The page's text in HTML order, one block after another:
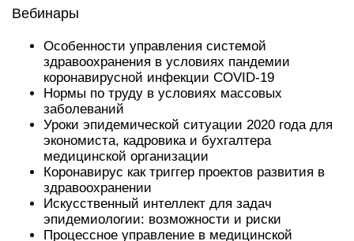
Вебинары
Особенности управления системой
здравоохранения в условиях пандемии
коронавирусной инфекции COVID-19
Нормы по труду в условиях массовых
заболеваний
Уроки эпидемической ситуации 2020 года для
экономиста, кадровика и бухгалтера
медицинской организации
Коронавирус как триггер проектов развития в
здравоохранении
Искусственный интеллект для задач
эпидемиологии: возможности и риски
Процессное управление в медицинской